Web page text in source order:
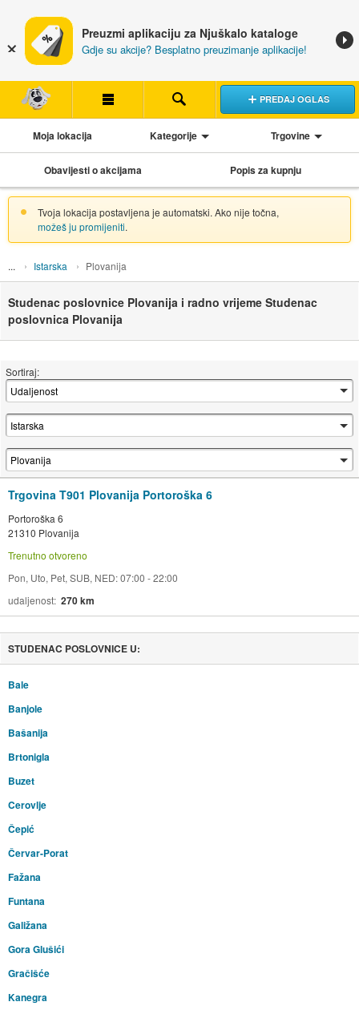
Preuzmi aplikaciju za Njuškalo kataloge
Gdje su akcije? Besplatno preuzimanje aplikacije!
PREDAJ OGLAS
Moja lokacija Kategorije Trgovine
Obavijesti o akcijama Popis za kupnju
Tvoja lokacija postavljena je automatski. Ako nije točna,
možeš ju promijeniti.
Istarska Plovanija
Studenac poslovnice Plovanija i radno vrijeme Studenac
poslovnica Plovanija
Sortiraj:
Trgovina T901 Plovanija Portoroška 6
Portoroška 6
21310 Plovanija
Trenutno otvoreno
Pon, Uto, Pet, SUB, NED: 07:00 - 22:00
udaljenost 270 km
STUDENAC POSLOVNICE U:
Bale
Banjole
Bašanija
Brtonigla
Buzet
Cerovlje
Čepić
Červar-Porat
Fažana
Funtana
Galižana
Gora Glušići
Gračišće
Kanegra